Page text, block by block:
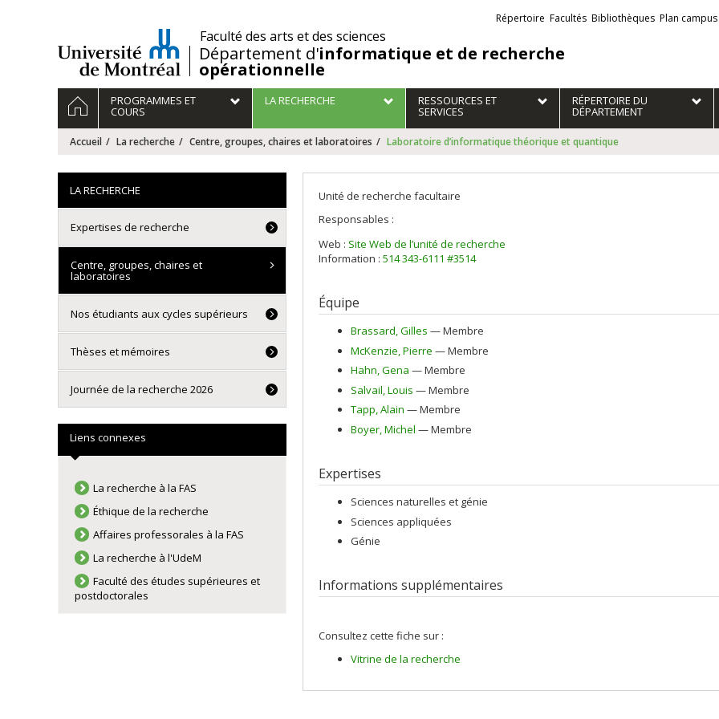
/Faculté des arts et des sciences
Département d'informatique et de recherche
opérationnelle
Liens
externes
Répertoire Facultés Bibliothèques Plan campus
Navigation
principale
ACCUEILPROGRAMMES ET
COURS
LA RECHERCHE RESSOURCES ET
SERVICES
RÉPERTOIRE DU
DÉPARTEMENT
Accueil La recherche Centre, groupes, chaires et laboratoires Laboratoire d’informatique théorique et quantique
Unité de recherche facultaire
Responsables :
Web : Site Web de l’unité de recherche
Information : 514 343-6111 #3514
Équipe
Brassard, Gilles — Membre
McKenzie, Pierre — Membre
Hahn, Gena — Membre
Salvail, Louis — Membre
Tapp, Alain — Membre
Boyer, Michel — Membre
Expertises
Sciences naturelles et génie
Sciences appliquées
Génie
Informations supplémentaires
Consultez cette fiche sur :
Vitrine de la recherche
LA RECHERCHE
Expertises de recherche
Centre, groupes, chaires et
laboratoires
Nos étudiants aux cycles supérieurs
Thèses et mémoires
Journée de la recherche 2026
Liens connexes
La recherche à la FAS
Éthique de la recherche
Affaires professorales à la FAS
La recherche à l'UdeM
Faculté des études supérieures et
postdoctorales